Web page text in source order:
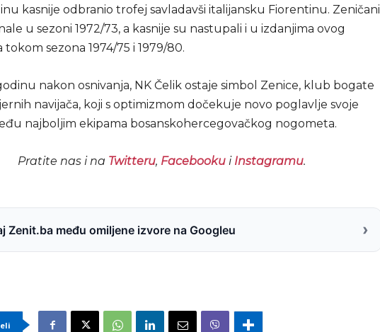
kasnije odbranio trofej savladavši italijansku Fiorentinu. Zeničani
u sezoni 1972/73, a kasnije su nastupali i u izdanjima ovog
sezona 1974/75 i 1979/80.
nakon osnivanja, NK Čelik ostaje simbol Zenice, klub bogate
navijača, koji s optimizmom dočekuje novo poglavlje svoje
najboljim ekipama bosanskohercegovačkog nogometa.
Pratite nas i na Twitteru, Facebookui Instagramu.
Zenit.ba među omiljene izvore na Googleu ›